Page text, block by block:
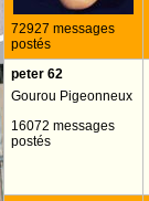
72927 messages
postés
peter 62
Gourou Pigeonneux
16072 messages
postés